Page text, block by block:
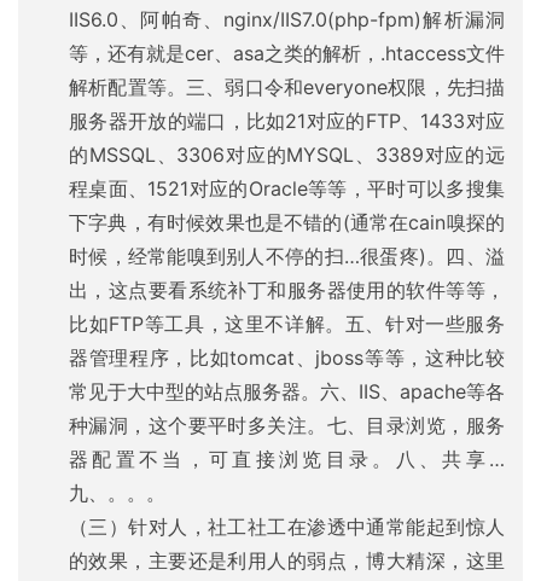
IIS6.0、阿帕奇、nginx/IIS7.0(php-fpm)解析漏洞
等，还有就是cer、asa之类的解析，.htaccess文件
解析配置等。三、弱口令和everyone权限，先扫描
服务器开放的端口，比如21对应的FTP、1433对应
的MSSQL、3306对应的MYSQL、3389对应的远
程桌面、1521对应的Oracle等等，平时可以多搜集
下字典，有时候效果也是不错的(通常在cain嗅探的
时候，经常能嗅到别人不停的扫…很蛋疼)。四、溢
出，这点要看系统补丁和服务器使用的软件等等，
比如FTP等工具，这里不详解。五、针对一些服务
器管理程序，比如tomcat、jboss等等，这种比较
常见于大中型的站点服务器。六、IIS、apache等各
种漏洞，这个要平时多关注。七、目录浏览，服务
器配置不当，可直接浏览目录。八、共享…
九、。。。
（三）针对人，社工社工在渗透中通常能起到惊人
的效果，主要还是利用人的弱点，博大精深，这里